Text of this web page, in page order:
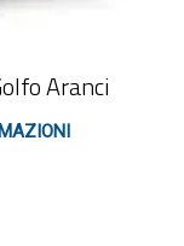
Aranci